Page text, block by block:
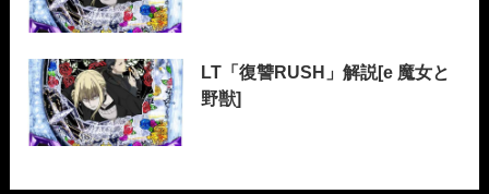
LT「復讐RUSH」解説[e 魔女と
野獣]